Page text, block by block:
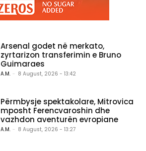
Arsenal godet në merkato,
zyrtarizon transferimin e Bruno
Guimaraes
A.M. - 8 August, 2026 - 13:42
Përmbysje spektakolare, Mitrovica
mposht Ferencvaroshin dhe
vazhdon aventurën evropiane
A.M. - 8 August, 2026 - 13:27